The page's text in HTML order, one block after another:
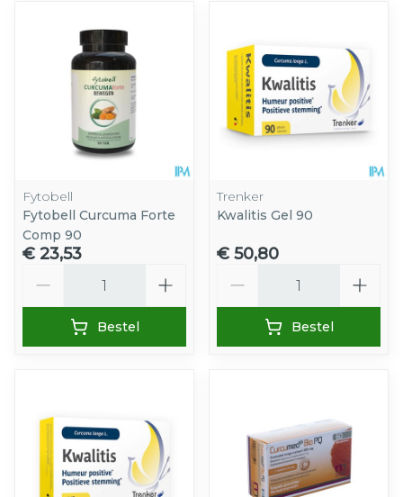
Fytobell
Fytobell Curcuma Forte
Comp 90
€ 23,53
Bestel
Trenker
Kwalitis Gel 90
€ 50,80
Bestel